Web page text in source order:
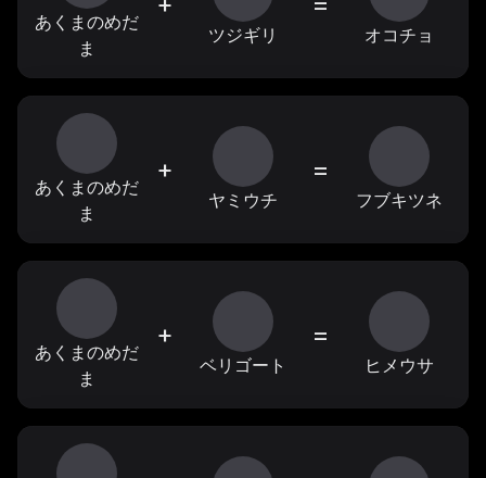
あくまのめだ
ま
ツジギリ オコチョ
あくまのめだ
ま
+
ヤミウチ
=
フブキツネ
あくまのめだ
ま
+
ベリゴート
=
ヒメウサ